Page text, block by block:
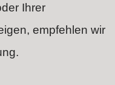
Ihrer
empfehlen wir